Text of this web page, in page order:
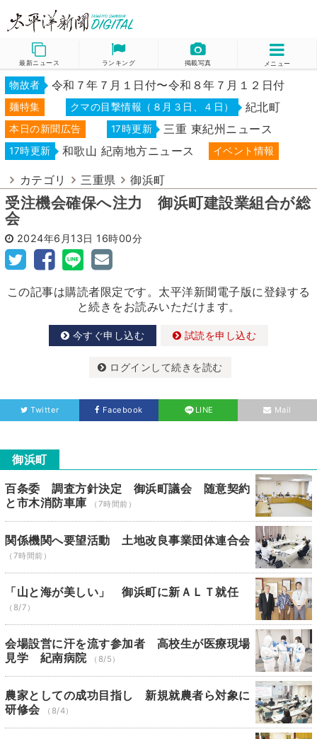
最新ニュース ランキング 掲載写真 メニュー
物故者 令和７年７月１日付〜令和８年７月１２日付
麺特集 クマの目撃情報（８月３日、４日） 紀北町
本日の新聞広告 17時更新 三重 東紀州ニュース
17時更新 和歌山 紀南地方ニュース イベント情報
カテゴリ 三重県 御浜町
受注機会確保へ注力 御浜町建設業組合が総
会
2024年6月13日 16時00分
この記事は購読者限定です。太平洋新聞電子版に登録する
と続きをお読みいただけます。
今すぐ申し込む 試読を申し込む
ログインして続きを読む
Twitter Facebook LINE Mail
御浜町
百条委 調査方針決定 御浜町議会 随意契約
と市木消防車庫
（7時間前）
関係機関へ要望活動 土地改良事業団体連合会
（7時間前）
「山と海が美しい」 御浜町に新ＡＬＴ就任
（8/7）
会場設営に汗を流す参加者 高校生が医療現場
見学 紀南病院
（8/5）
農家としての成功目指し 新規就農者ら対象に
研修会
（8/4）